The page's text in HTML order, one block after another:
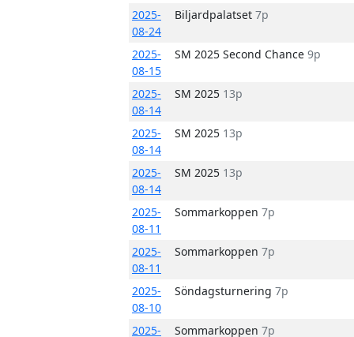
2025-
08-24
Biljardpalatset 7p
2025-
08-15
SM 2025 Second Chance 9p
2025-
08-14
SM 2025 13p
2025-
08-14
SM 2025 13p
2025-
08-14
SM 2025 13p
2025-
08-11
Sommarkoppen 7p
2025-
08-11
Sommarkoppen 7p
2025-
08-10
Söndagsturnering 7p
2025- Sommarkoppen 7p